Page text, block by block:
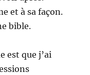
et à sa façon.
bible.
est que j’ai